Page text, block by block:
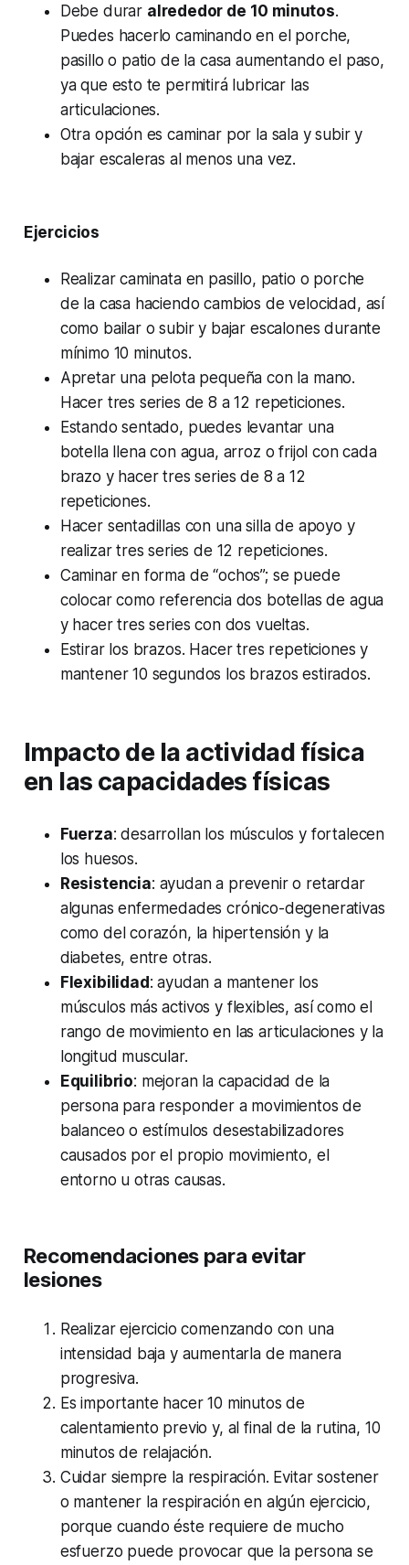
Debe durar alrededor de 10 minutos.
Puedes hacerlo caminando en el porche,
pasillo o patio de la casa aumentando el paso,
ya que esto te permitirá lubricar las
articulaciones.
Otra opción es caminar por la sala y subir y
bajar escaleras al menos una vez.
Ejercicios
Realizar caminata en pasillo, patio o porche
de la casa haciendo cambios de velocidad, así
como bailar o subir y bajar escalones durante
mínimo 10 minutos.
Apretar una pelota pequeña con la mano.
Hacer tres series de 8 a 12 repeticiones.
Estando sentado, puedes levantar una
botella llena con agua, arroz o frijol con cada
brazo y hacer tres series de 8 a 12
repeticiones.
Hacer sentadillas con una silla de apoyo y
realizar tres series de 12 repeticiones.
Caminar en forma de “ochos”; se puede
colocar como referencia dos botellas de agua
y hacer tres series con dos vueltas.
Estirar los brazos. Hacer tres repeticiones y
mantener 10 segundos los brazos estirados.
Impacto de la actividad física
en las capacidades físicas
Fuerza: desarrollan los músculos y fortalecen
los huesos.
Resistencia: ayudan a prevenir o retardar
algunas enfermedades crónico-degenerativas
como del corazón, la hipertensión y la
diabetes, entre otras.
Flexibilidad: ayudan a mantener los
músculos más activos y flexibles, así como el
rango de movimiento en las articulaciones y la
longitud muscular.
Equilibrio: mejoran la capacidad de la
persona para responder a movimientos de
balanceo o estímulos desestabilizadores
causados por el propio movimiento, el
entorno u otras causas.
Recomendaciones para evitar
lesiones
Realizar ejercicio comenzando con una
intensidad baja y aumentarla de manera
progresiva.
Es importante hacer 10 minutos de
calentamiento previo y, al final de la rutina, 10
minutos de relajación.
Cuidar siempre la respiración. Evitar sostener
o mantener la respiración en algún ejercicio,
porque cuando éste requiere de mucho
esfuerzo puede provocar que la persona se